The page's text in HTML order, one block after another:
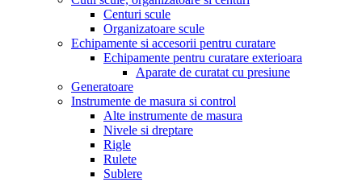
Centuri scule
Organizatoare scule
Echipamente si accesorii pentru curatare
Echipamente pentru curatare exterioara
Aparate de curatat cu presiune
Generatoare
Instrumente de masura si control
Alte instrumente de masura
Nivele si dreptare
Rigle
Rulete
Sublere